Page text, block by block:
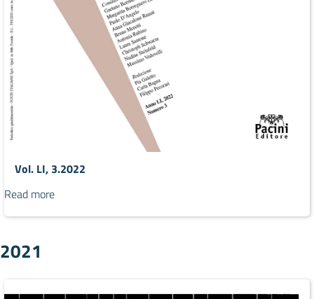
Vol. LI, 3.2022
Read more
2021